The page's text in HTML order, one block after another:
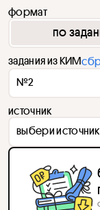
формат
по
задания из КИМ
№2
источник
выбери источник